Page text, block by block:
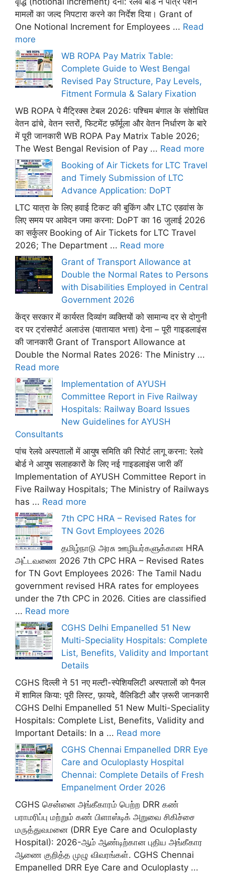
मामलों का जल्द निपटारा करने का निर्देश दिया। Grant of
One Notional Increment for Employees ... Read
more
WB ROPA Pay Matrix Table:
Complete Guide to West Bengal
Revised Pay Structure, Pay Levels,
Fitment Formula & Salary Fixation
WB ROPA पे मैट्रिक्स टेबल 2026: पश्चिम बंगाल के संशोधित
वेतन ढांचे, वेतन स्तरों, फिटमेंट फ़ॉर्मूला और वेतन निर्धारण के बारे
में पूरी जानकारी WB ROPA Pay Matrix Table 2026;
The West Bengal Revision of Pay ... Read more
Booking of Air Tickets for LTC Travel
and Timely Submission of LTC
Advance Application: DoPT
LTC यात्रा के लिए हवाई टिकट की बुकिंग और LTC एडवांस के
लिए समय पर आवेदन जमा करना: DoPT का 16 जुलाई 2026
का सर्कुलर Booking of Air Tickets for LTC Travel
2026; The Department ... Read more
Grant of Transport Allowance at
Double the Normal Rates to Persons
with Disabilities Employed in Central
Government 2026
केंद्र सरकार में कार्यरत दिव्यांग व्यक्तियों को सामान्य दर से दोगुनी
दर पर ट्रांसपोर्ट अलाउंस (यातायात भत्ता) देना – पूरी गाइडलाइंस
की जानकारी Grant of Transport Allowance at
Double the Normal Rates 2026: The Ministry ...
Read more
Implementation of AYUSH
Committee Report in Five Railway
Hospitals: Railway Board Issues
New Guidelines for AYUSH
Consultants
पांच रेलवे अस्पतालों में आयुष समिति की रिपोर्ट लागू करना: रेलवे
बोर्ड ने आयुष सलाहकारों के लिए नई गाइडलाइंस जारी कीं
Implementation of AYUSH Committee Report in
Five Railway Hospitals; The Ministry of Railways
has ... Read more
7th CPC HRA – Revised Rates for
TN Govt Employees 2026
தமிழ்நாடு அரசு ஊழியர்களுக்கான HRA
அட்டவணை 2026 7th CPC HRA – Revised Rates
for TN Govt Employees 2026: The Tamil Nadu
government revised HRA rates for employees
under the 7th CPC in 2026. Cities are classified
... Read more
CGHS Delhi Empanelled 51 New
Multi-Speciality Hospitals: Complete
List, Benefits, Validity and Important
Details
CGHS दिल्ली ने 51 नए मल्टी-स्पेशियलिटी अस्पतालों को पैनल
में शामिल किया: पूरी लिस्ट, फ़ायदे, वैलिडिटी और ज़रूरी जानकारी
CGHS Delhi Empanelled 51 New Multi-Speciality
Hospitals: Complete List, Benefits, Validity and
Important Details: In a ... Read more
CGHS Chennai Empanelled DRR Eye
Care and Oculoplasty Hospital
Chennai: Complete Details of Fresh
Empanelment Order 2026
CGHS சென்னை அங்கீகாரம் பெற்ற DRR கண்
பராமரிப்பு மற்றும் கண் பிளாஸ்டிக் அறுவை சிகிச்சை
மருத்துவமனை (DRR Eye Care and Oculoplasty
Hospital): 2026-ஆம் ஆண்டிற்கான புதிய அங்கீகார
ஆணை குறித்த முழு விவரங்கள். CGHS Chennai
Empanelled DRR Eye Care and Oculoplasty ...